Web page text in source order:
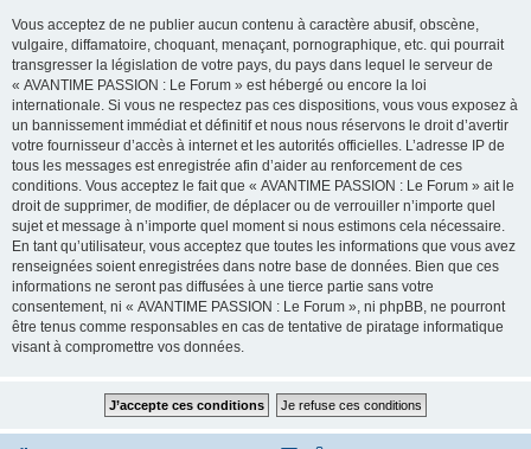
Vous acceptez de ne publier aucun contenu à caractère abusif, obscène,
vulgaire, diffamatoire, choquant, menaçant, pornographique, etc. qui pourrait
transgresser la législation de votre pays, du pays dans lequel le serveur de
« AVANTIME PASSION : Le Forum » est hébergé ou encore la loi
internationale. Si vous ne respectez pas ces dispositions, vous vous exposez à
un bannissement immédiat et définitif et nous nous réservons le droit d’avertir
votre fournisseur d’accès à internet et les autorités officielles. L’adresse IP de
tous les messages est enregistrée afin d’aider au renforcement de ces
conditions. Vous acceptez le fait que « AVANTIME PASSION : Le Forum » ait le
droit de supprimer, de modifier, de déplacer ou de verrouiller n’importe quel
sujet et message à n’importe quel moment si nous estimons cela nécessaire.
En tant qu’utilisateur, vous acceptez que toutes les informations que vous avez
renseignées soient enregistrées dans notre base de données. Bien que ces
informations ne seront pas diffusées à une tierce partie sans votre
consentement, ni « AVANTIME PASSION : Le Forum », ni phpBB, ne pourront
être tenus comme responsables en cas de tentative de piratage informatique
visant à compromettre vos données.